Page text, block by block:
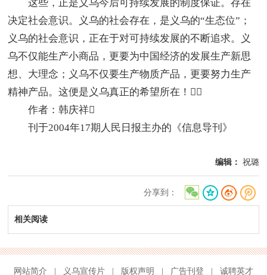
这些，正是义乌今后可持续发展的制度保证。存在
决定社会意识。义乌的社会存在，是义乌的“生态位”；
义乌的社会意识，正在于对可持续发展的不断追求。义
乌不仅能生产小商品，更要为中国经济的发展生产新思
想、大理念；义乌不仅要生产物质产品，更要努力生产
精神产品。这便是义乌真正的希望所在！
作者：韩庆祥
刊于2004年17期人民日报主办的《信息导刊》
编辑： 祝璐
分享到：
相关阅读
网站简介 义乌宣传片 版权声明 广告刊登 诚聘英才